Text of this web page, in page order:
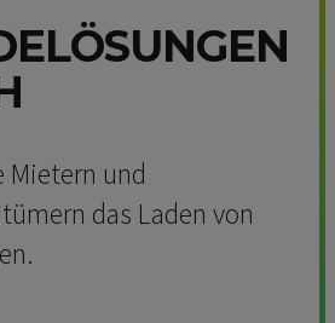
Mietern und
das Laden von